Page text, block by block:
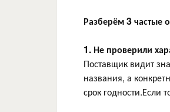
Разберём 3 частые
1. Не проверили
Поставщик видит
названия, а
срок годности.Если